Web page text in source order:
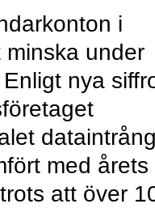
i
under
nya
med årets
att över